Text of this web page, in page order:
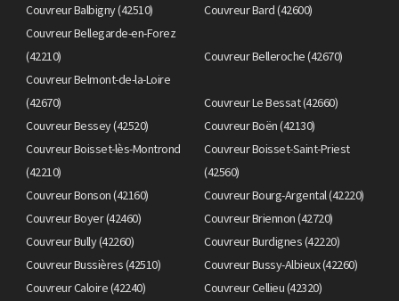
Couvreur Balbigny (42510)
Couvreur Bard (42600)
Couvreur Bellegarde-en-Forez
(42210)
Couvreur Belleroche (42670)
Couvreur Belmont-de-la-Loire
(42670)
Couvreur Le Bessat (42660)
Couvreur Bessey (42520)
Couvreur Boën (42130)
Couvreur Boisset-lès-Montrond
(42210)
Couvreur Boisset-Saint-Priest
(42560)
Couvreur Bonson (42160)
Couvreur Bourg-Argental (42220)
Couvreur Boyer (42460)
Couvreur Briennon (42720)
Couvreur Bully (42260)
Couvreur Burdignes (42220)
Couvreur Bussières (42510)
Couvreur Bussy-Albieux (42260)
Couvreur Caloire (42240)
Couvreur Cellieu (42320)